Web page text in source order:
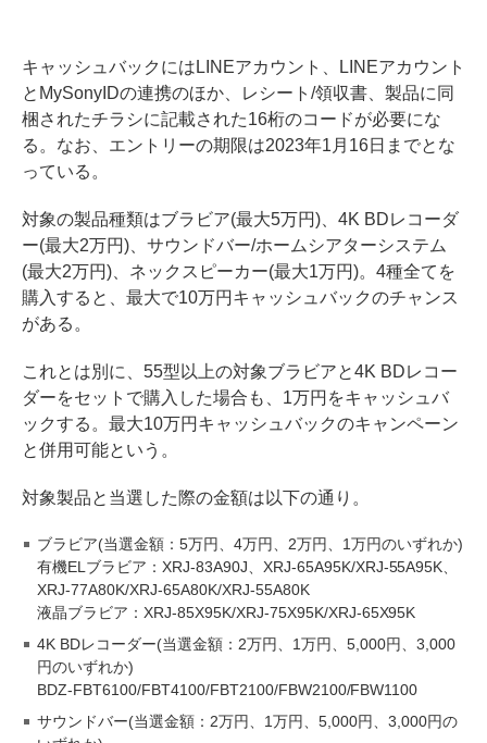
キャッシュバックにはLINEアカウント、LINEアカウント
とMySonyIDの連携のほか、レシート/領収書、製品に同
梱されたチラシに記載された16桁のコードが必要にな
る。なお、エントリーの期限は2023年1月16日までとな
っている。
対象の製品種類はブラビア(最大5万円)、4K BDレコーダ
ー(最大2万円)、サウンドバー/ホームシアターシステム
(最大2万円)、ネックスピーカー(最大1万円)。4種全てを
購入すると、最大で10万円キャッシュバックのチャンス
がある。
これとは別に、55型以上の対象ブラビアと4K BDレコー
ダーをセットで購入した場合も、1万円をキャッシュバ
ックする。最大10万円キャッシュバックのキャンペーン
と併用可能という。
対象製品と当選した際の金額は以下の通り。
ブラビア(当選金額：5万円、4万円、2万円、1万円のいずれか)
有機ELブラビア：XRJ-83A90J、XRJ-65A95K/XRJ-55A95K、
XRJ-77A80K/XRJ-65A80K/XRJ-55A80K
液晶ブラビア：XRJ-85X95K/XRJ-75X95K/XRJ-65X95K
4K BDレコーダー(当選金額：2万円、1万円、5,000円、3,000
円のいずれか)
BDZ-FBT6100/FBT4100/FBT2100/FBW2100/FBW1100
サウンドバー(当選金額：2万円、1万円、5,000円、3,000円の